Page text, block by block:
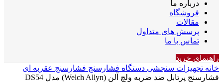
درباره ما
فروشگاه
مقالات
پرسش های متداول
تماس با ما
راهنمای خرید
خانه تجهیزات سنجشی دستگاه فشارسنج فشارسنج عقربه ای
فشارسنج پرتابل ضد ضربه ولچ آلن (Welch Allyn) مدل DS54